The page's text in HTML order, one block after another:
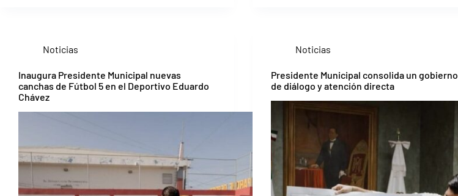
Noticias
Inaugura Presidente Municipal nuevas
canchas de Fútbol 5 en el Deportivo Eduardo
Chávez
Noticias
Presidente Municipal consolida un gobierno
de diálogo y atención directa